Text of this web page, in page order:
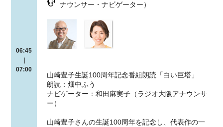
06:45
07:00
ナウンサー・ナビゲーター）
山崎豊子生誕100周年記念番組朗読「白い巨塔」
朗読：畑中ふう
ナビゲーター：和田麻実子（ラジオ大阪アナウンサ
ー）
山崎豊子さんの生誕100周年を記念し、代表作の一